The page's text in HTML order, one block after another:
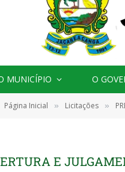
MUNICÍPIO O
Página Inicial » Licitações »
E